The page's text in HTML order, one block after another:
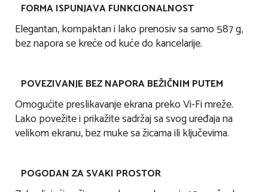
FORMA ISPUNJAVA FUNKCIONALNOST
Elegantan, kompaktan i lako prenosiv sa samo 587 g,
bez napora se kreće od kuće do kancelarije.
POVEZIVANJE BEZ NAPORA BEŽIČNIM PUTEM
Omogućite preslikavanje ekrana preko Vi-Fi mreže.
Lako povežite i prikažite sadržaj sa svog uređaja na
velikom ekranu, bez muke sa žicama ili ključevima.
POGODAN ZA SVAKI PROSTOR